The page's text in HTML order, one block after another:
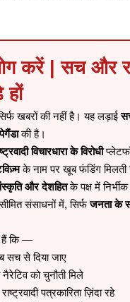
करें | सच और
खबरों की नहीं है। यह लड़ाई
की है।
विचारधारा के विरोधी
के नाम पर खूब फंडिंग मिलती
और देशहितके पक्ष में
संसाधनों में, सिर्फजनता के
हैं कि —
सच से दिया जाए
नैरेटिव को चुनौती मिले
पत्रकारिता ज़िंदा रहे